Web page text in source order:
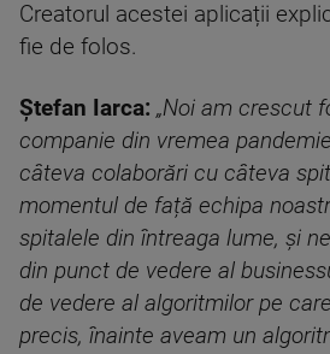
Creatorul acestei aplicații
fie de folos.
Ștefan Iarca: „Noi am crescut
companie din vremea
câteva colaborări cu câteva
momentul de față echipa
spitalele din întreaga lume, și
din punct de vedere al
de vedere al algoritmilor pe
precis, înainte aveam un